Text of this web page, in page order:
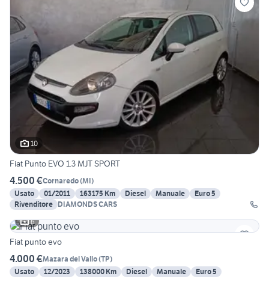
10
Fiat Punto EVO 1.3 MJT SPORT
4.500 €Cornaredo(MI)
Usato
01/2011 163175 Km Diesel Manuale
Euro 5
Rivenditore DIAMONDS CARS
6
Fiat punto evo
4.000 €Mazara del Vallo(TP)
Usato
12/2023 138000 Km Diesel Manuale Euro 5